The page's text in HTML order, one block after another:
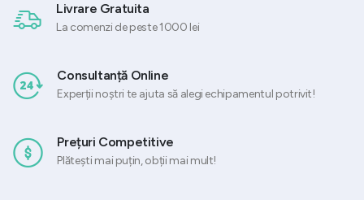
Livrare Gratuita
La comenzi de peste 1000 lei
Consultanță Online
Experții noștri te ajuta să alegi echipamentul potrivit!
Prețuri Competitive
Plătești mai puțin, obții mai mult!